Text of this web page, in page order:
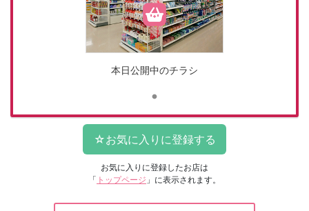
本日公開中のチラシ
お気に入りに登録したお店は
「 トップページ 」に表示されます。